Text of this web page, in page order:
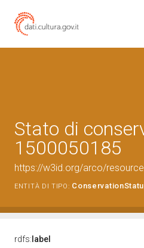
Stato di
1500050185
https://w3id.org/arco/
ENTITÀ DI TIPO:
rdfs: label